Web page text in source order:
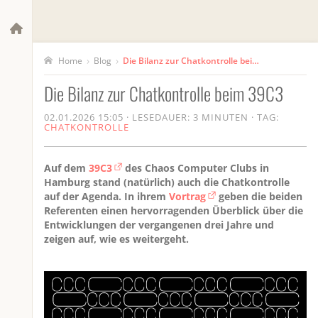
Home › Blog › Die Bilanz zur Chatkontrolle beim 39C3
Die Bilanz zur Chatkontrolle beim 39C3
02.01.2026 15:05 · LESEDAUER: 3 MINUTEN · TAG:
CHATKONTROLLE
Auf dem 39C3
des Chaos Computer Clubs in
Hamburg stand (natürlich) auch die Chatkontrolle
auf der Agenda. In ihrem Vortrag
geben die beiden
Referenten einen hervorragenden Überblick über die
Entwicklungen der vergangenen drei Jahre und
zeigen auf, wie es weitergeht.